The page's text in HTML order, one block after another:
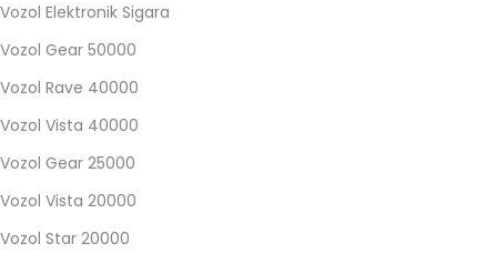
Vozol Elektronik Sigara
Vozol Gear 50000
Vozol Rave 40000
Vozol Vista 40000
Vozol Gear 25000
Vozol Vista 20000
Vozol Star 20000